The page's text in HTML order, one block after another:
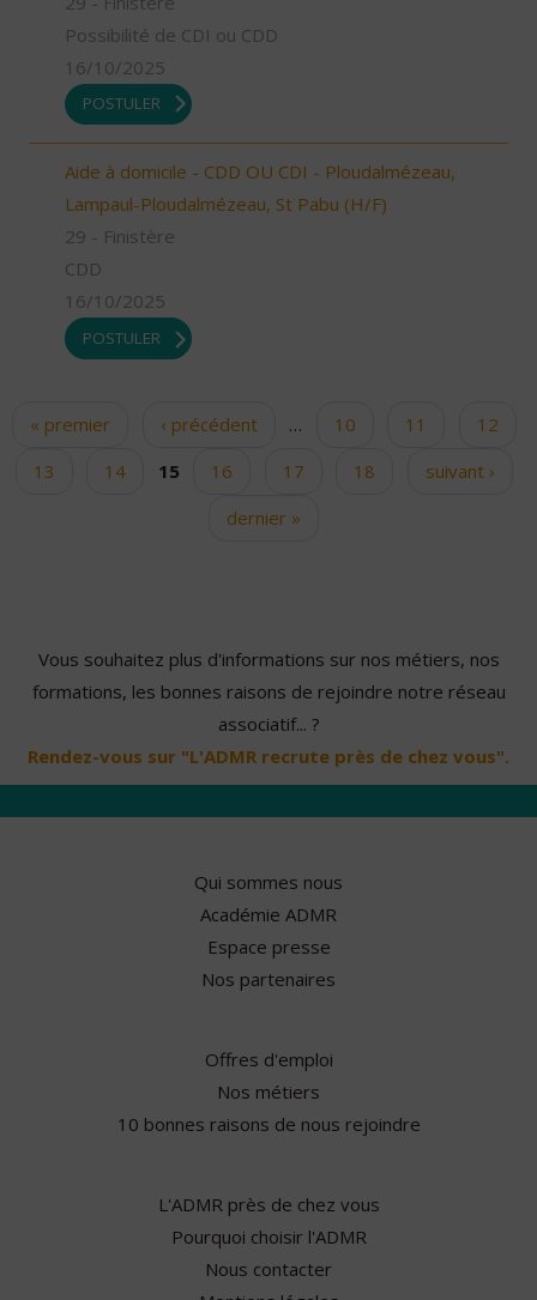
Possibilité de CDI ou CDD
16/10/2025
POSTULER
Aide à domicile - CDD OU CDI - Ploudalmézeau,
Lampaul-Ploudalmézeau, St Pabu (H/F)
29 - Finistère
CDD
16/10/2025
POSTULER
Pages
« premier ‹ précédent … 10 11
12
13
14 15 16 17 18
suivant ›
dernier »
Vous souhaitez plus d'informations sur nos métiers, nos
formations, les bonnes raisons de rejoindre notre réseau
associatif... ?
Rendez-vous sur "L'ADMR recrute près de chez vous".
Qui sommes nous
Académie ADMR
Espace presse
Nos partenaires
Offres d'emploi
Nos métiers
10 bonnes raisons de nous rejoindre
L'ADMR près de chez vous
Pourquoi choisir l'ADMR
Nous contacter